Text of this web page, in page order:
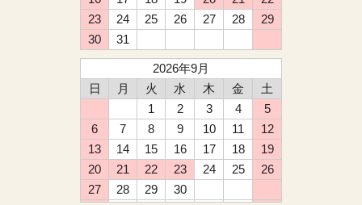
23
24 25 26 27 28
29
30
31
2026年9月
日
月 火 水 木 金
土
1
2 3 4
5
6
7 8 9 10 11
12
13
14 15 16 17 18
19
20
21 22 23 24 25
26
27
28 29
30